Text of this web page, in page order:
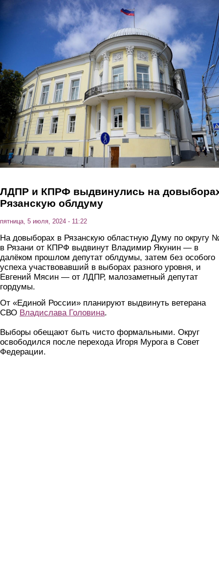
Перейти к основному содержанию
ЛДПР и КПРФ выдвинулись на
Рязанскую облдуму
пятница, 5 июля, 2024 - 11:22
На довыборах в Рязанскую областную Думу по округу
в Рязани от КПРФ выдвинут Владимир Якунин — в
далёком прошлом депутат облдумы, затем без особого
успеха участвовавший в выборах разного уровня, и
Евгений Мясин — от ЛДПР, малозаметный депутат
гордумы.
От «Единой России» планируют выдвинуть ветерана
СВО Владислава Головина.
Выборы обещают быть чисто формальными. Округ
освободился после перехода Игоря Мурога в Совет
Федерации.